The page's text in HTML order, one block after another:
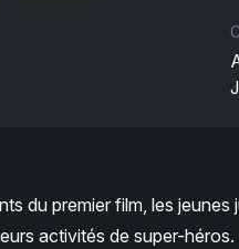
du premier film, les
activités de super-